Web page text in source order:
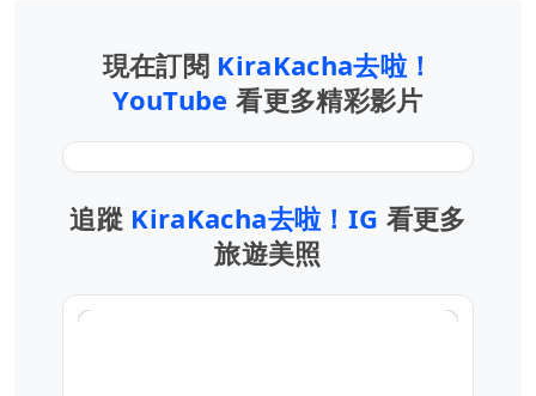
現在訂閱 KiraKacha去啦！
YouTube看更多精彩影片
追蹤 KiraKacha去啦！IG 看更多
旅遊美照